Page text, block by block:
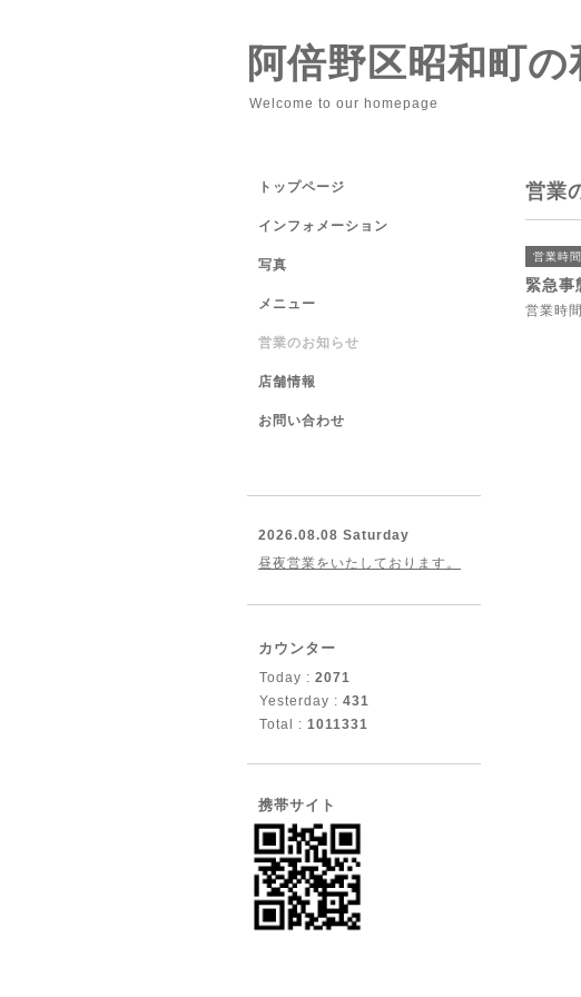
阿倍野区昭和町
Welcome to our homepage
営業
営業時
緊急事
営業
テイ
トップページ
インフォメーション
写真
メニュー
営業のお知らせ
店舗情報
お問い合わせ
2026.08.08 Saturday
昼夜営業をいたしております。
カウンター
Today : 2071
Yesterday : 431
Total : 1011331
携帯サイト